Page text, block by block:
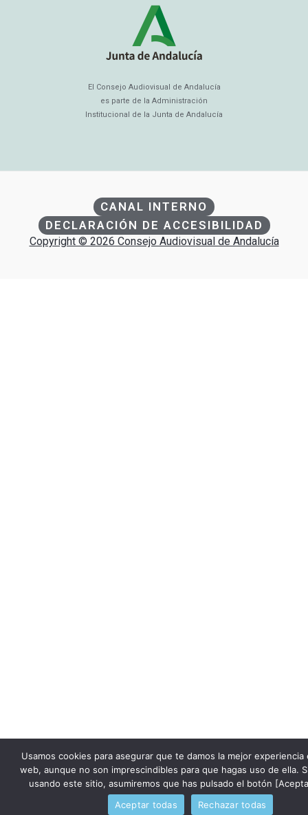
El Consejo Audiovisual de Andalucía
es parte de la Administración
Institucional de la Junta de Andalucía
CANAL INTERNO
DECLARACIÓN DE ACCESIBILIDAD
Copyright © 2026 Consejo Audiovisual de Andalucía
Usamos cookies para asegurar que te damos la mejor experiencia
web, aunque no son imprescindibles para que hagas uso de ella.
usando este sitio, asumiremos que has pulsado el botón
Aceptar todas
Rechazar todas